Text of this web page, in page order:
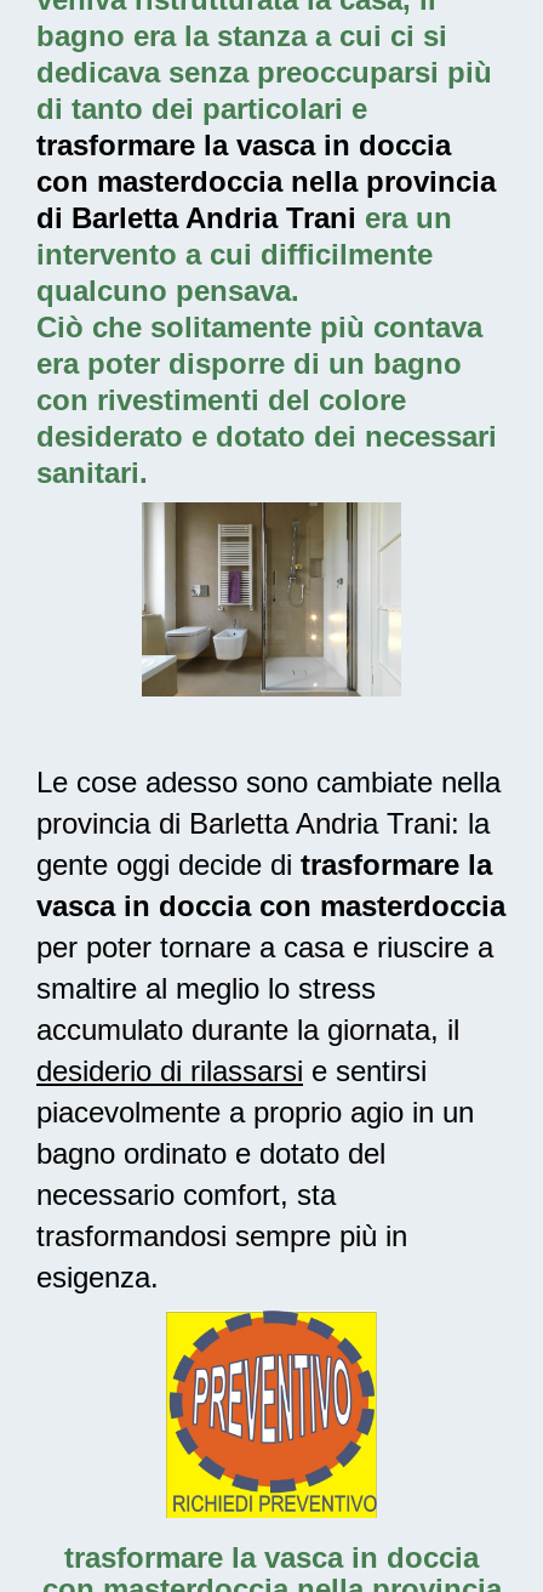
bagno era la stanza a cui ci si
dedicava senza preoccuparsi più
di tanto dei particolari e
trasformare la vasca in doccia
con masterdoccia nella provincia
di Barletta Andria Trani era un
intervento a cui difficilmente
qualcuno pensava.
Ciò che solitamente più contava
era poter disporre di un bagno
con rivestimenti del colore
desiderato e dotato dei necessari
sanitari.
Le cose adesso sono cambiate nella
provincia di Barletta Andria Trani: la
gente oggi decide di trasformare la
vasca in doccia con masterdoccia
per poter tornare a casa e riuscire a
smaltire al meglio lo stress
accumulato durante la giornata, il
desiderio di rilassarsi e sentirsi
piacevolmente a proprio agio in un
bagno ordinato e dotato del
necessario comfort, sta
trasformandosi sempre più in
esigenza.
trasformare la vasca in doccia